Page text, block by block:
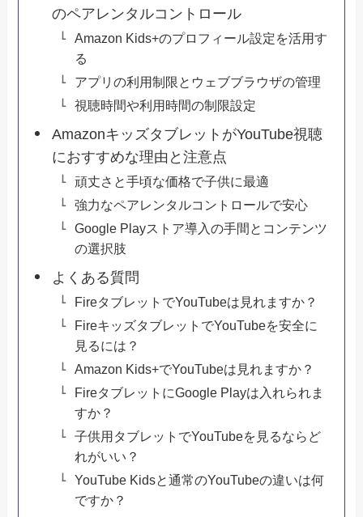
のペアレンタルコントロール
Amazon Kids+のプロフィール設定を活用す
る
アプリの利用制限とウェブブラウザの管理
視聴時間や利用時間の制限設定
AmazonキッズタブレットがYouTube視聴
におすすめな理由と注意点
頑丈さと手頃な価格で子供に最適
強力なペアレンタルコントロールで安心
Google Playストア導入の手間とコンテンツ
の選択肢
よくある質問
FireタブレットでYouTubeは見れますか？
FireキッズタブレットでYouTubeを安全に
見るには？
Amazon Kids+でYouTubeは見れますか？
FireタブレットにGoogle Playは入れられま
すか？
子供用タブレットでYouTubeを見るならど
れがいい？
YouTube Kidsと通常のYouTubeの違いは何
ですか？